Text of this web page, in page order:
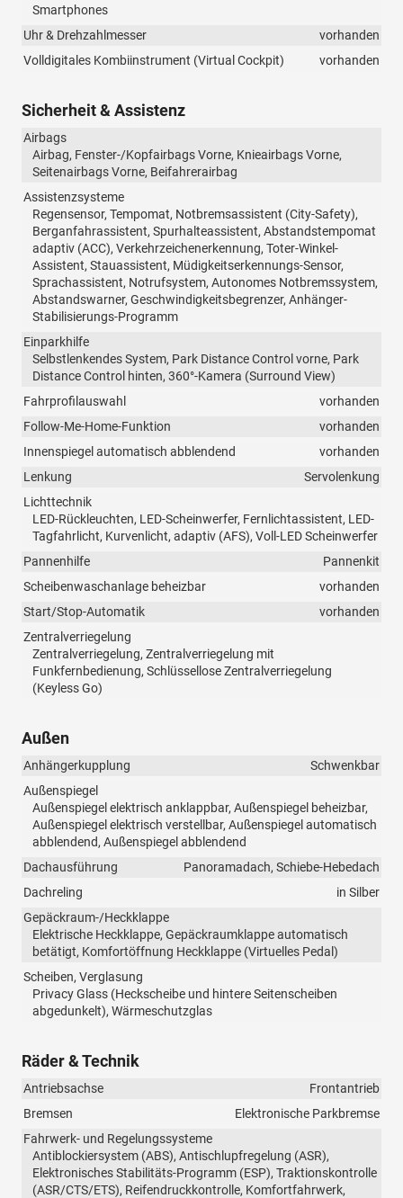
Smartphones
Uhr & Drehzahlmesser
vorhanden
Volldigitales Kombiinstrument (Virtual Cockpit)
vorhanden
Sicherheit & Assistenz
Airbags
Airbag, Fenster-/Kopfairbags Vorne, Knieairbags Vorne,
Seitenairbags Vorne, Beifahrerairbag
Assistenzsysteme
Regensensor, Tempomat, Notbremsassistent (City-Safety),
Berganfahrassistent, Spurhalteassistent, Abstandstempomat
adaptiv (ACC), Verkehrzeichenerkennung, Toter-Winkel-
Assistent, Stauassistent, Müdigkeitserkennungs-Sensor,
Sprachassistent, Notrufsystem, Autonomes Notbremssystem,
Abstandswarner, Geschwindigkeitsbegrenzer, Anhänger-
Stabilisierungs-Programm
Einparkhilfe
Selbstlenkendes System, Park Distance Control vorne, Park
Distance Control hinten, 360°-Kamera (Surround View)
Fahrprofilauswahl
vorhanden
Follow-Me-Home-Funktion
vorhanden
Innenspiegel automatisch abblendend
vorhanden
Lenkung
Servolenkung
Lichttechnik
LED-Rückleuchten, LED-Scheinwerfer, Fernlichtassistent, LED-
Tagfahrlicht, Kurvenlicht, adaptiv (AFS), Voll-LED Scheinwerfer
Pannenhilfe
Pannenkit
Scheibenwaschanlage beheizbar
vorhanden
Start/Stop-Automatik
vorhanden
Zentralverriegelung
Zentralverriegelung, Zentralverriegelung mit
Funkfernbedienung, Schlüssellose Zentralverriegelung
(Keyless Go)
Außen
Anhängerkupplung
Schwenkbar
Außenspiegel
Außenspiegel elektrisch anklappbar, Außenspiegel beheizbar,
Außenspiegel elektrisch verstellbar, Außenspiegel automatisch
abblendend, Außenspiegel abblendend
Dachausführung
Panoramadach, Schiebe-Hebedach
Dachreling
in Silber
Gepäckraum-/Heckklappe
Elektrische Heckklappe, Gepäckraumklappe automatisch
betätigt, Komfortöffnung Heckklappe (Virtuelles Pedal)
Scheiben, Verglasung
Privacy Glass (Heckscheibe und hintere Seitenscheiben
abgedunkelt), Wärmeschutzglas
Räder & Technik
Antriebsachse
Frontantrieb
Bremsen
Elektronische Parkbremse
Fahrwerk- und Regelungssysteme
Antiblockiersystem (ABS), Antischlupfregelung (ASR),
Elektronisches Stabilitäts-Programm (ESP), Traktionskontrolle
(ASR/CTS/ETS), Reifendruckkontrolle, Komfortfahrwerk,